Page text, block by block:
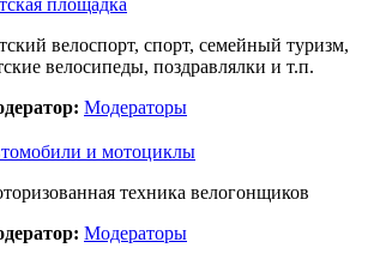
площадка
велоспорт, спорт, семейный туризм,
велосипеды, поздравлялки и т.п.
Модераторы
и мотоциклы
техника велогонщиков
Модераторы